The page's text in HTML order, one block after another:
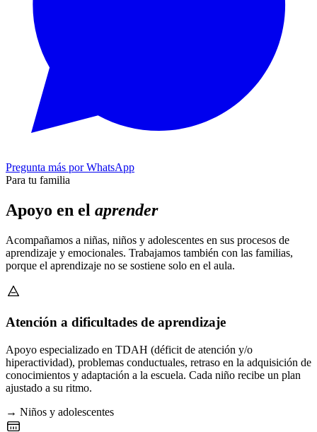
Pregunta más por WhatsApp
Para tu familia
Apoyo en el aprender
Acompañamos a niñas, niños y adolescentes en sus procesos de
aprendizaje y emocionales. Trabajamos también con las familias,
porque el aprendizaje no se sostiene solo en el aula.
Atención a dificultades de aprendizaje
Apoyo especializado en TDAH (déficit de atención y/o
hiperactividad), problemas conductuales, retraso en la adquisición de
conocimientos y adaptación a la escuela. Cada niño recibe un plan
ajustado a su ritmo.
→ Niños y adolescentes